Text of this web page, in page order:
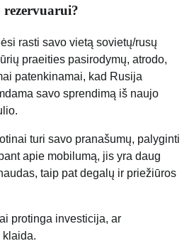
rezervuarui?
rasti savo vietą sovietų/rusų
praeities pasirodymų, atrodo,
patenkinamai, kad Rusija
savo sprendimą iš naujo
turi savo pranašumų, palyginti
apie mobilumą, jis yra daug
taip pat degalų ir priežiūros
protinga investicija, ar
klaida.